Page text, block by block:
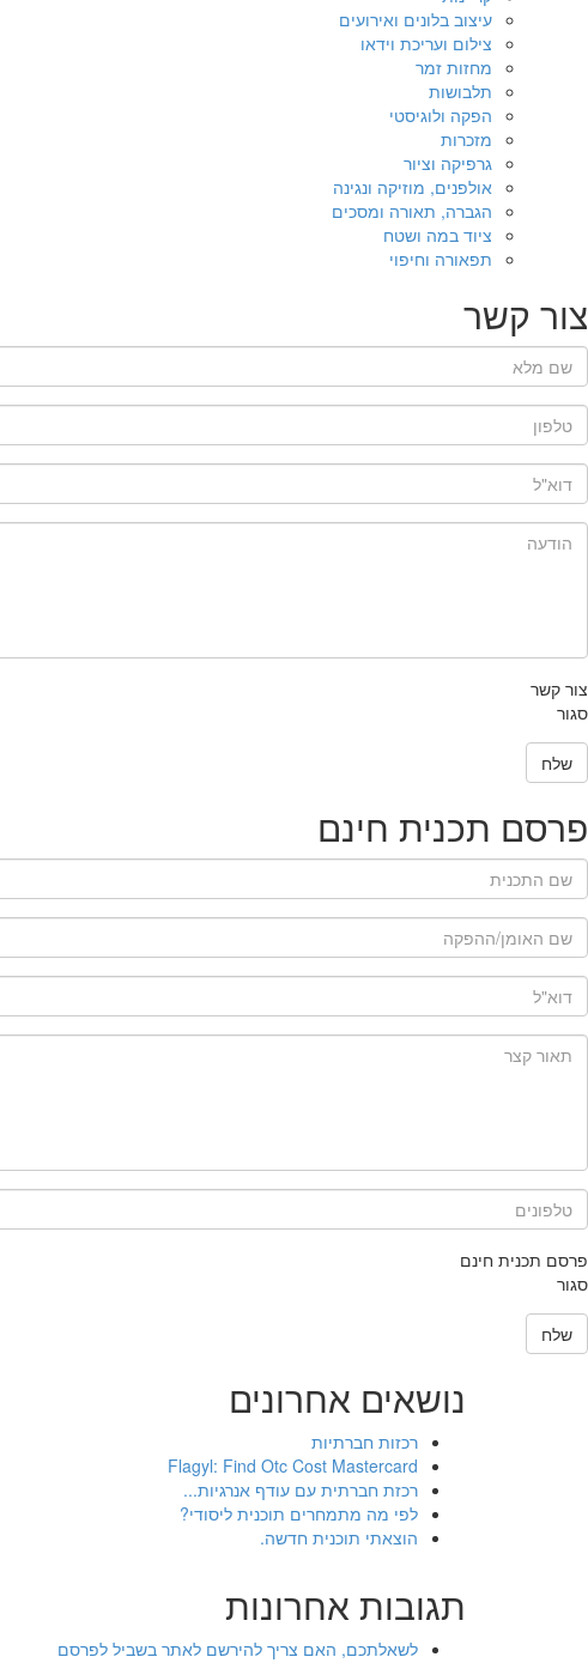
עיצוב בלונים ואירועים
צילום ועריכת וידאו
מחזות זמר
תלבושות
הפקה ולוגיסטי
מזכרות
גרפיקה וציור
אולפנים, מוזיקה ונגינה
הגברה, תאורה ומסכים
ציוד במה ושטח
תפאורה וחיפוי
צור קשר
שם מלא*
טלפון*
דוא"ל*
צור קשר
סגור
שלח
פרסם תכנית חינם
שם תכנית*
שם האומן/ההפקה*
דוא"ל*
תיאור קצר של התוכנית*
פרסם תכנית חינם
סגור
שלח
נושאים אחרונים
רכזות חברתיות
Flagyl: Find Otc Cost Mastercard
רכזת חברתית עם עודף אנרגיות...
לפי מה מתמחרים תוכנית ליסודי?
הוצאתי תוכנית חדשה.
תגובות אחרונות
לשאלתכם, האם צריך להירשם לאתר בשביל לפרסם